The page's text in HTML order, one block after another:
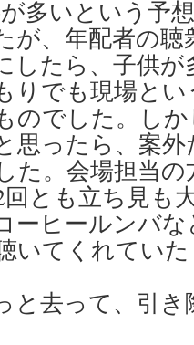
多いという予
が、年配者の聴
したら、子供
りでも現場と
のでした。し
思ったら、案
た。会場担当
とも立ち見も
ーヒールンバ
いてくれてい
と去って、引き